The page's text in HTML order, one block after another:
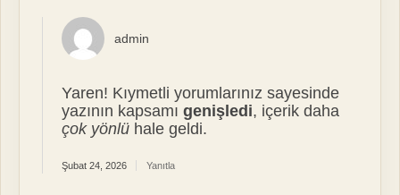
admin
Yaren! Kıymetli yorumlarınız sayesinde
yazının kapsamıgenişledi, içerik daha
çok yönlü hale geldi.
Şubat 24, 2026 Yanıtla